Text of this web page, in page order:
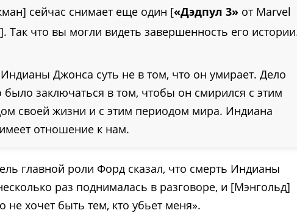
сейчас снимает еще один [«Дэдпул 3» от Marvel
Так что вы могли видеть завершенность его
Джонса суть не в том, что он умирает. Дело
заключаться в том, чтобы он смирился с этим
своей жизни и с этим периодом мира. Индиана
отношение к нам.
главной роли Форд сказал, что смерть Индианы
раз поднималась в разговоре, и [Мэнгольд]
не хочет быть тем, кто убьет меня».